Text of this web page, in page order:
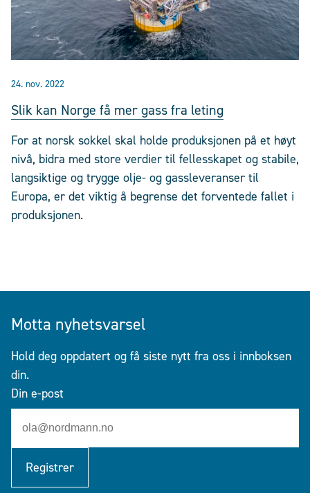
24. nov. 2022
Slik kan Norge få mer gass fra leting
For at norsk sokkel skal holde produksjonen på et høyt
nivå, bidra med store verdier til fellesskapet og stabile,
langsiktige og trygge olje- og gassleveranser til
Europa, er det viktig å begrense det forventede fallet i
produksjonen.
Motta nyhetsvarsel
Hold deg oppdatert og få siste nytt fra oss i innboksen
din.
Din e-post
Registrer